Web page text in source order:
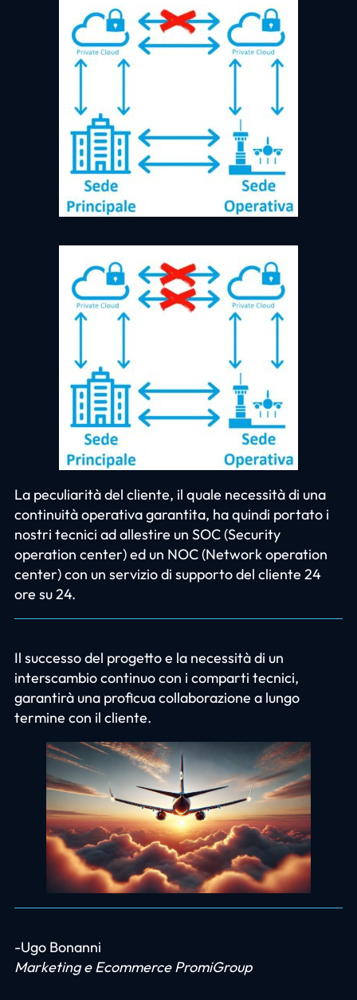
La peculiarità del cliente, il quale necessità di una
continuità operativa garantita, ha quindi portato i
nostri tecnici ad allestire un SOC (Security
operation center) ed un NOC (Network operation
center) con un servizio di supporto del cliente 24
ore su 24.
Il successo del progetto e la necessità di un
interscambio continuo con i comparti tecnici,
garantirà una proficua collaborazione a lungo
termine con il cliente.
-Ugo Bonanni
Marketing e Ecommerce PromiGroup